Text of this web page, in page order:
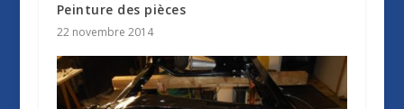
Peinture des pièces
22 novembre 2014